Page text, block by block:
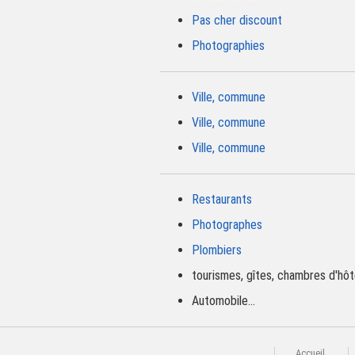
Pas cher discount
Photographies
Ville, commune
Ville, commune
Ville, commune
Restaurants
Photographes
Plombiers
tourismes, gîtes, chambres
Automobile...